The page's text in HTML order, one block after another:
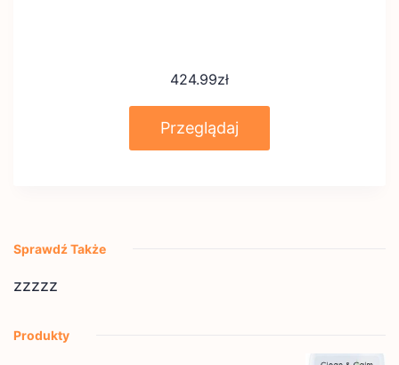
424.99zł
Przeglądaj
Sprawdź Także
zzzzz
Produkty